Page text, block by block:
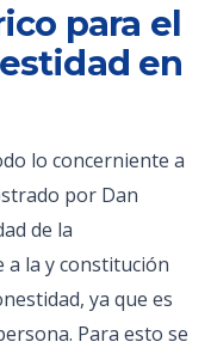
para el
en
lo concerniente a
por Dan
de la
a la y constitución
ya que es
Para esto se